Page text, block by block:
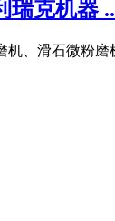
瑞克机器
、滑石微粉